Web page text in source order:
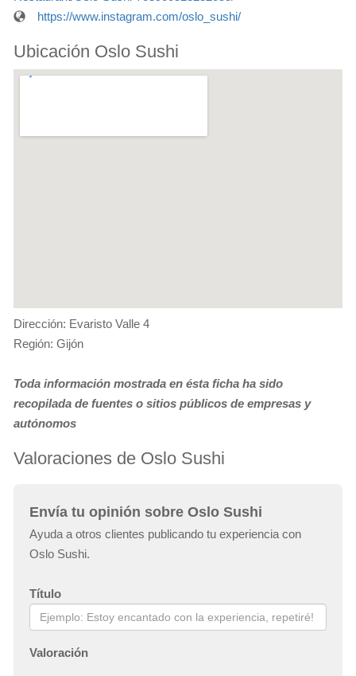
https://www.instagram.com/oslo_sushi/
Ubicación Oslo Sushi
Dirección: Evaristo Valle 4
Región: Gijón
Toda información mostrada en ésta ficha ha sido
recopilada de fuentes o sitios públicos de empresas y
autónomos
Valoraciones de Oslo Sushi
Envía tu opinión sobre Oslo Sushi
Ayuda a otros clientes publicando tu experiencia con
Oslo Sushi.
Título
Valoración